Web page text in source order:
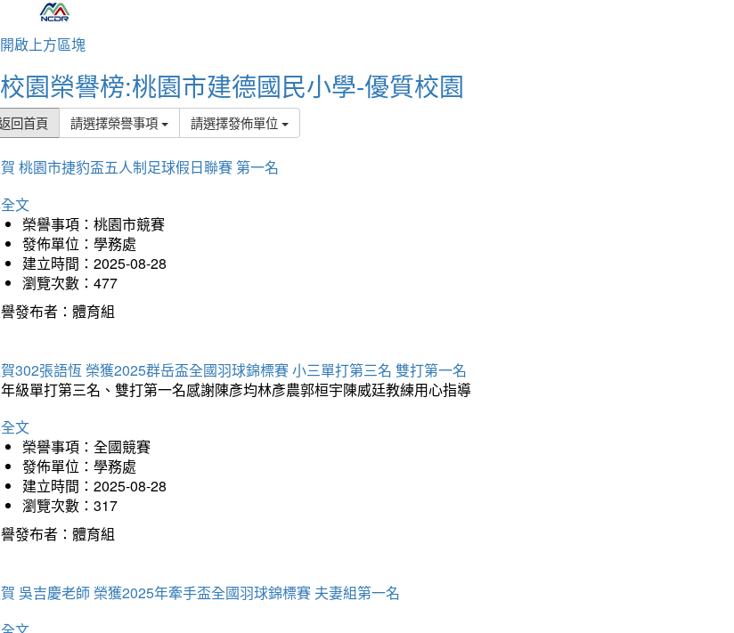
開啟上方區塊
校園榮譽榜:桃園市建德國民小學-優質校園
回首頁 請選擇榮譽事項 請選擇發佈單位
桃園市捷豹盃五人制足球假日聯賽 第一名
文
榮譽事項：桃園市競賽
發佈單位：學務處
建立時間：2025-08-28
瀏覽次數：477
發布者：體育組
302張語恆 榮獲2025群岳盃全國羽球錦標賽 小三單打第三名 雙打第一名
級單打第三名、雙打第一名感謝陳彥均林彥農郭桓宇陳威廷教練用心指導
文
榮譽事項：全國競賽
發佈單位：學務處
建立時間：2025-08-28
瀏覽次數：317
發布者：體育組
吳吉慶老師 榮獲2025年牽手盃全國羽球錦標賽 夫妻組第一名